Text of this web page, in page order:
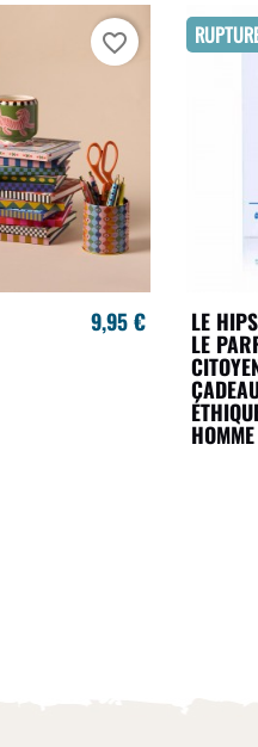
9,95 €
favorite_border
LE
LE
HOMME